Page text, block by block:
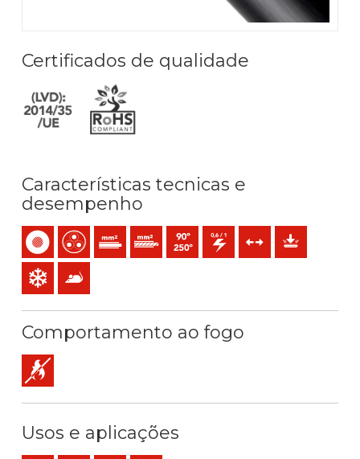
Certificados de qualidade
Características tecnicas e
desempenho
MonocondutorMulticondutorCondutor rígido maciço (classe 1) mm2
Condutor rígido cableado (classe 2) mm2
Temperatura máx. serviço: 90ºC /
0,6/1 (1,2) kV C.AEsforços de tração
Proteção
Resistência ao frio
Anti-roedores
Comportamento ao fogo
Não propagador da chama
Usos e aplicações